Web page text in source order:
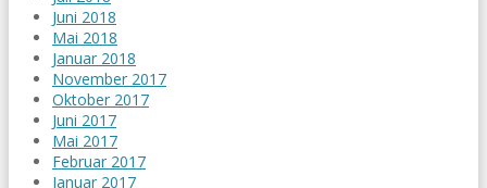
Juni 2018
Mai 2018
Januar 2018
November 2017
Oktober 2017
Juni 2017
Mai 2017
Februar 2017
Januar 2017